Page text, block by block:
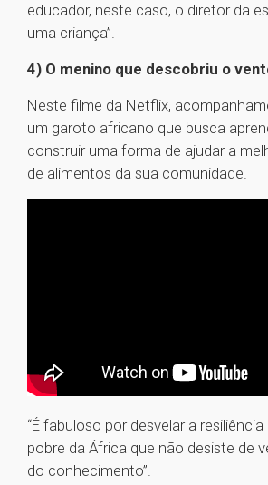
educador, neste caso, o diretor da
uma criança”.
4) O menino que descobriu o
Neste filme da Netflix,
um garoto africano que busca
construir uma forma de ajudar a
de alimentos da sua comunidade.
“É fabuloso por desvelar a
pobre da África que não desiste de
do conhecimento”.